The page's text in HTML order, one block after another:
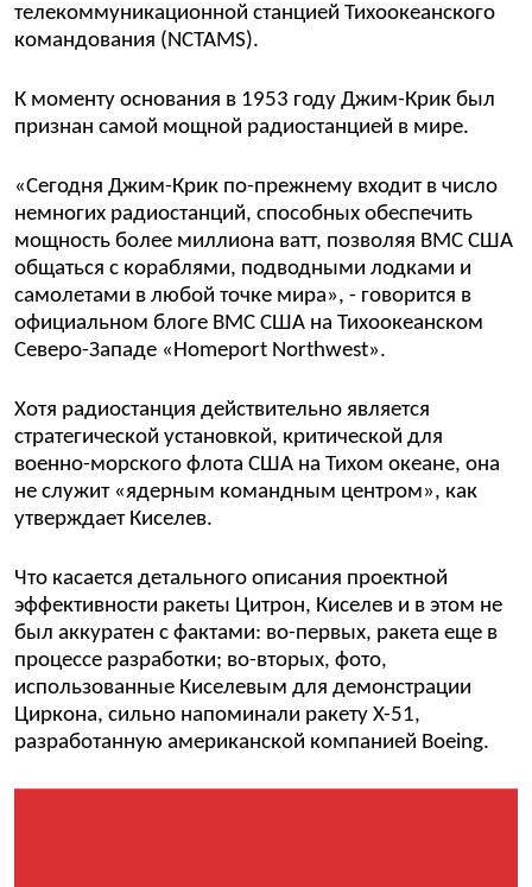
телекоммуникационной станцией Тихоокеанского
командования (NCTAMS).
К моменту основания в 1953 году Джим-Крик был
признан самой мощной радиостанцией в мире.
«Сегодня Джим-Крик по-прежнему входит в число
немногих радиостанций, способных обеспечить
мощность более миллиона ватт, позволяя ВМС США
общаться с кораблями, подводными лодками и
самолетами в любой точке мира», - говорится в
официальном блоге ВМС США на Тихоокеанском
Северо-Западе «Homeport Northwest».
Хотя радиостанция действительно является
стратегической установкой, критической для
военно-морского флота США на Тихом океане, она
не служит «ядерным командным центром», как
утверждает Киселев.
Что касается детального описания проектной
эффективности ракеты Цитрон, Киселев и в этом не
был аккуратен с фактами: во-первых, ракета еще в
процессе разработки; во-вторых, фото,
использованные Киселевым для демонстрации
Циркона, сильно напоминали ракету X-51,
разработанную американской компанией Boeing.